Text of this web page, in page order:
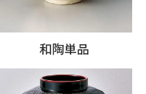
和陶単品